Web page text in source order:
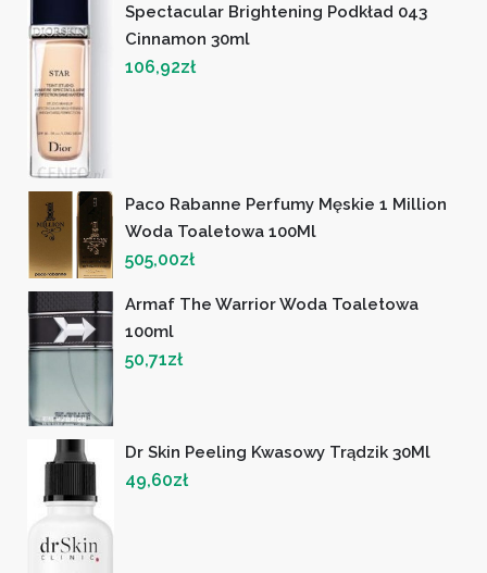
Spectacular Brightening Podkład 043
Cinnamon 30ml
106,92zł
Paco Rabanne Perfumy Męskie 1 Million
Woda Toaletowa 100Ml
505,00zł
Armaf The Warrior Woda Toaletowa
100ml
50,71zł
Dr Skin Peeling Kwasowy Trądzik 30Ml
49,60zł